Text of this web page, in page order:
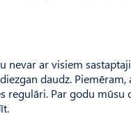
nevar ar visiem
daudz. Piemēram,
regulāri. Par godu mūsu